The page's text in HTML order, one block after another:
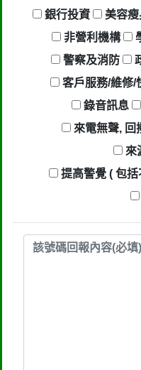
匿名：
回報內容
行業/
回報時間：
回報內容
回報時間：
銀行投資
美容瘦
非營利機構
警察及消防
客戶服務/維修/
錄音訊息
來電無聲, 回
來
提高警覺 ( 包括